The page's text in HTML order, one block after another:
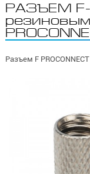
РАЗЪЕМ F-
Разъем F PROCONNECT